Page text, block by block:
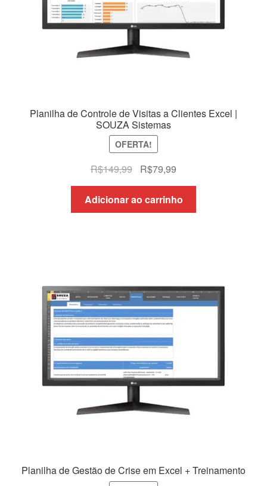
Planilha de Controle de Visitas a Clientes Excel |
SOUZA Sistemas
OFERTA!
R$149,99
O
preço
original
era:
R$79,99
preço
atual
é:
Adicionar ao carrinho
Planilha de Gestão de Crise em Excel + Treinamento